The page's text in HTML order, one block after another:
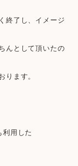
終了し、イメージ
んとして頂いたの
ます。
用した